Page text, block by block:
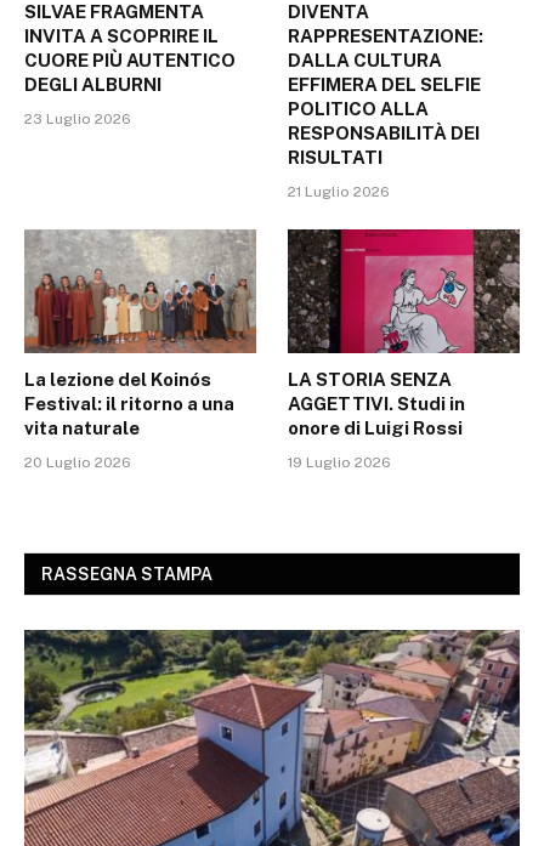
SILVAE FRAGMENTA
INVITA A SCOPRIRE IL
CUORE PIÙ AUTENTICO
DEGLI ALBURNI
23 Luglio 2026
DIVENTA
RAPPRESENTAZIONE:
DALLA CULTURA
EFFIMERA DEL SELFIE
POLITICO ALLA
RESPONSABILITÀ DEI
RISULTATI
21 Luglio 2026
La lezione del Koinós
Festival: il ritorno a una
vita naturale
20 Luglio 2026
LA STORIA SENZA
AGGETTIVI. Studi in
onore di Luigi Rossi
19 Luglio 2026
RASSEGNA STAMPA